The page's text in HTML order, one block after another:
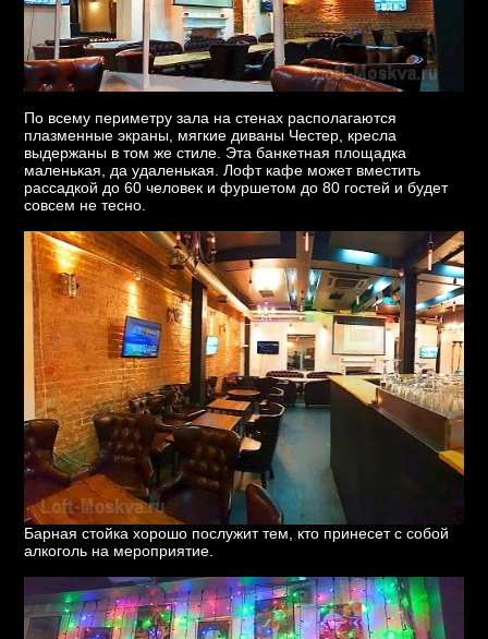
По всему периметру зала на стенах располагаются
плазменные экраны, мягкие диваны Честер, кресла
выдержаны в том же стиле. Эта банкетная площадка
маленькая, да удаленькая. Лофт кафе может вместить
рассадкой до 60 человек и фуршетом до 80 гостей и будет
совсем не тесно.
Барная стойка хорошо послужит тем, кто принесет с собой
алкоголь на мероприятие.